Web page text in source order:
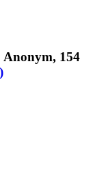
Anonym, 154